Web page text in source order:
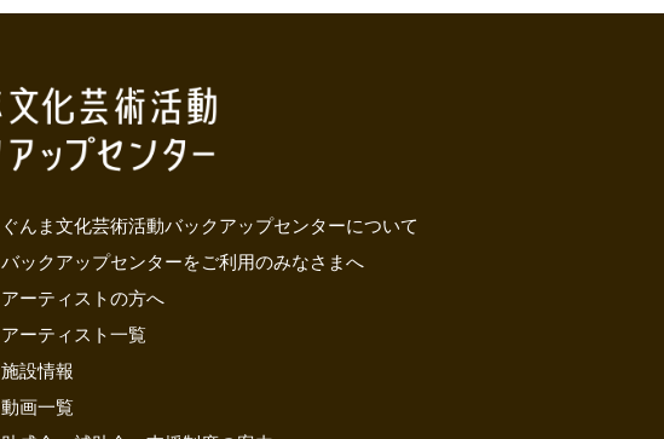
ぐんま文化芸術活動バックアップセンターについて
バックアップセンターをご利用のみなさまへ
アーティストの方へ
アーティスト一覧
施設情報
動画一覧